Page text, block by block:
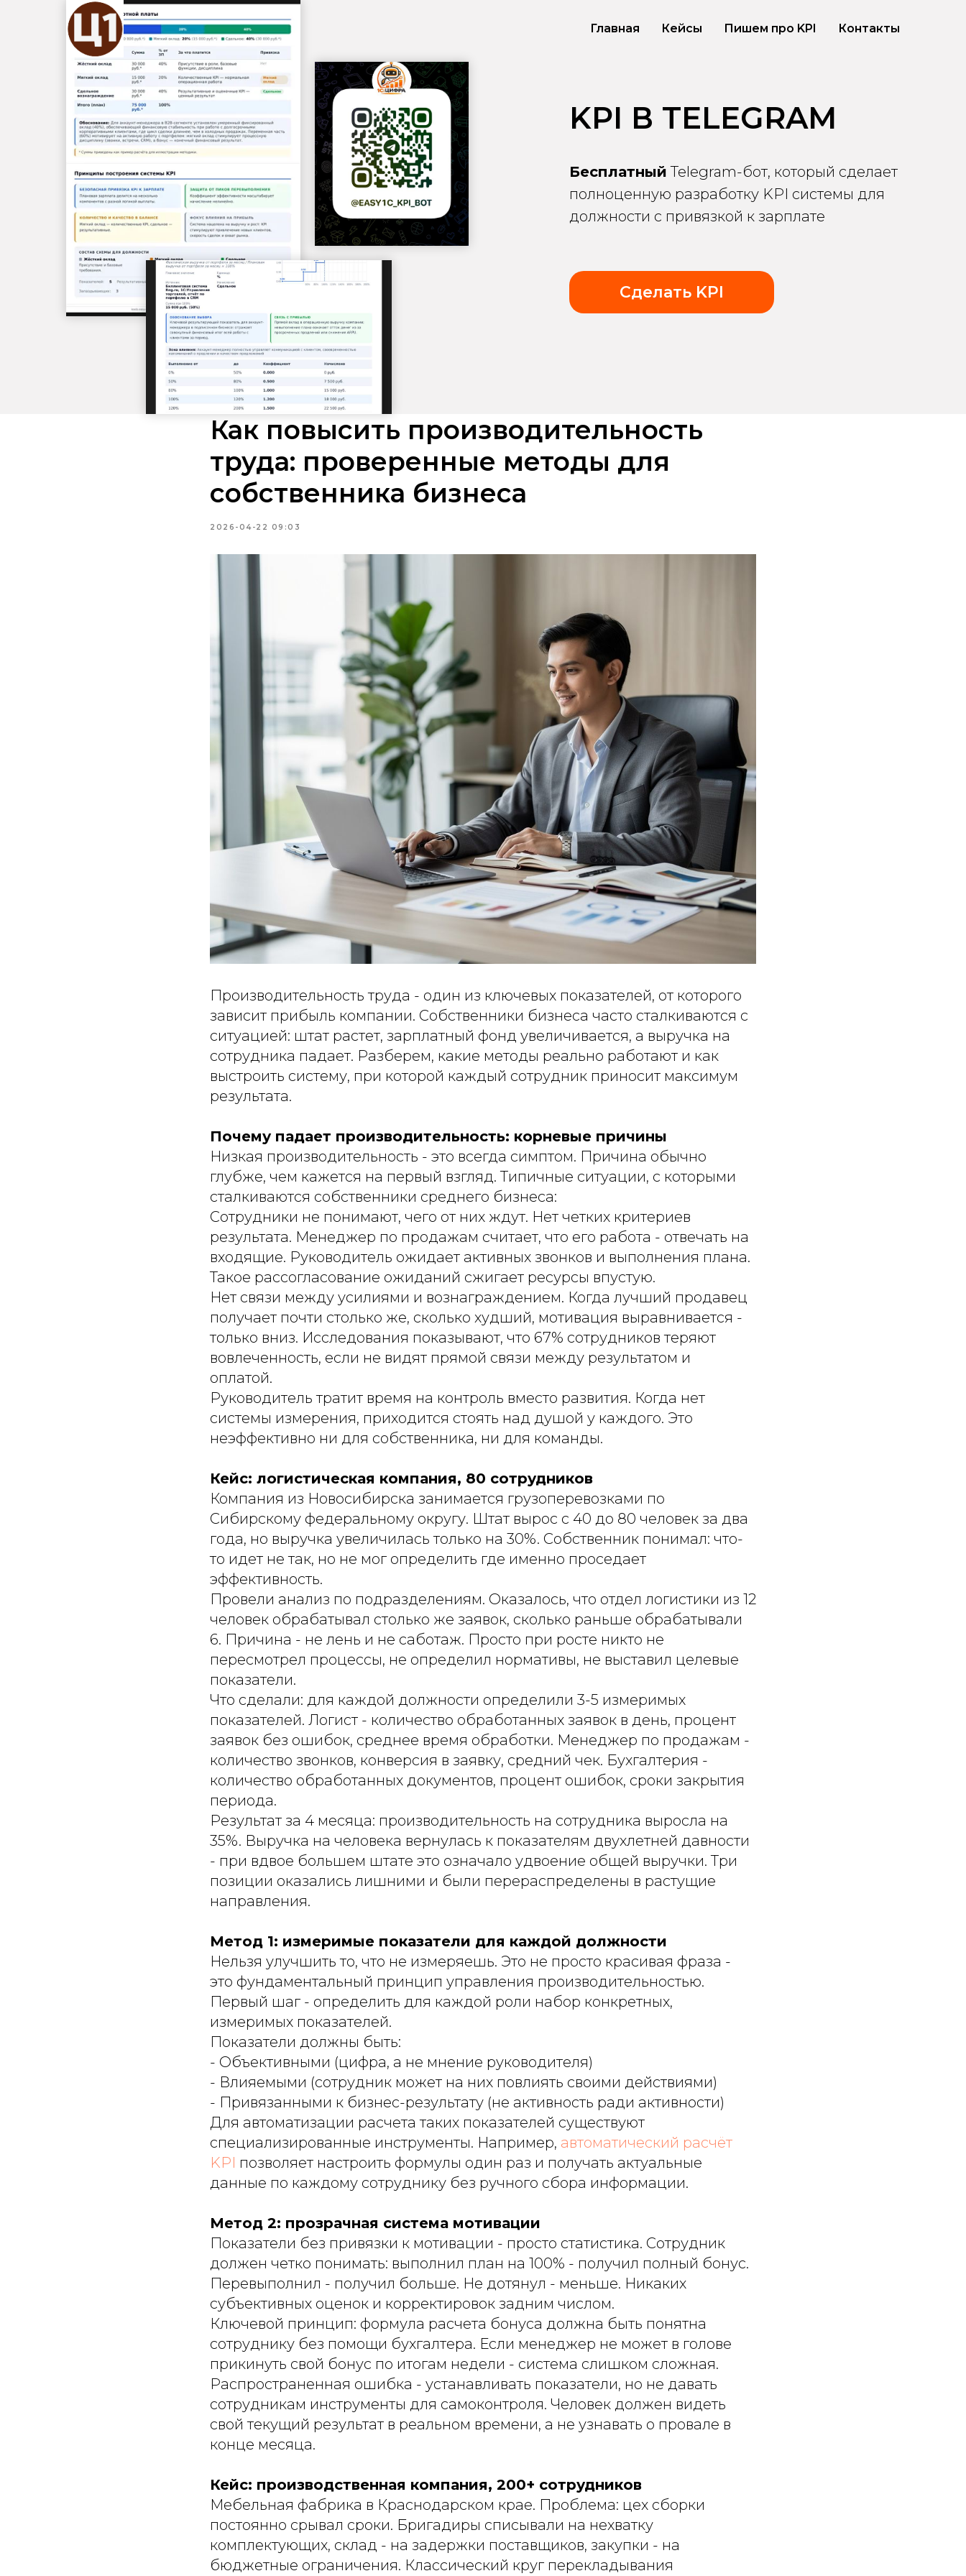
Главная Кейсы Пишем про KPI Контакты
KPI В TELEGRAM
Бесплатный Telegram-бот, который сделает
полноценную разработку KPI системы для
должности с привязкой к зарплате
Сделать KPI
Как повысить производительность
труда: проверенные методы для
собственника бизнеса
2026-04-22 09:03
Производительность труда - один из ключевых показателей, от которого
зависит прибыль компании. Собственники бизнеса часто сталкиваются с
ситуацией: штат растет, зарплатный фонд увеличивается, а выручка на
сотрудника падает. Разберем, какие методы реально работают и как
выстроить систему, при которой каждый сотрудник приносит максимум
результата.
Почему падает производительность: корневые причины
Низкая производительность - это всегда симптом. Причина обычно
глубже, чем кажется на первый взгляд. Типичные ситуации, с которыми
сталкиваются собственники среднего бизнеса:
Сотрудники не понимают, чего от них ждут. Нет четких критериев
результата. Менеджер по продажам считает, что его работа - отвечать на
входящие. Руководитель ожидает активных звонков и выполнения плана.
Такое рассогласование ожиданий сжигает ресурсы впустую.
Нет связи между усилиями и вознаграждением. Когда лучший продавец
получает почти столько же, сколько худший, мотивация выравнивается -
только вниз. Исследования показывают, что 67% сотрудников теряют
вовлеченность, если не видят прямой связи между результатом и
оплатой.
Руководитель тратит время на контроль вместо развития. Когда нет
системы измерения, приходится стоять над душой у каждого. Это
неэффективно ни для собственника, ни для команды.
Кейс: логистическая компания, 80 сотрудников
Компания из Новосибирска занимается грузоперевозками по
Сибирскому федеральному округу. Штат вырос с 40 до 80 человек за два
года, но выручка увеличилась только на 30%. Собственник понимал: что-
то идет не так, но не мог определить где именно проседает
эффективность.
Провели анализ по подразделениям. Оказалось, что отдел логистики из 12
человек обрабатывал столько же заявок, сколько раньше обрабатывали
6. Причина - не лень и не саботаж. Просто при росте никто не
пересмотрел процессы, не определил нормативы, не выставил целевые
показатели.
Что сделали: для каждой должности определили 3-5 измеримых
показателей. Логист - количество обработанных заявок в день, процент
заявок без ошибок, среднее время обработки. Менеджер по продажам -
количество звонков, конверсия в заявку, средний чек. Бухгалтерия -
количество обработанных документов, процент ошибок, сроки закрытия
периода.
Результат за 4 месяца: производительность на сотрудника выросла на
35%. Выручка на человека вернулась к показателям двухлетней давности
- при вдвое большем штате это означало удвоение общей выручки. Три
позиции оказались лишними и были перераспределены в растущие
направления.
Метод 1: измеримые показатели для каждой должности
Нельзя улучшить то, что не измеряешь. Это не просто красивая фраза -
это фундаментальный принцип управления производительностью.
Первый шаг - определить для каждой роли набор конкретных,
измеримых показателей.
Показатели должны быть:
- Объективными (цифра, а не мнение руководителя)
- Влияемыми (сотрудник может на них повлиять своими действиями)
- Привязанными к бизнес-результату (не активность ради активности)
Для автоматизации расчета таких показателей существуют
специализированные инструменты. Например, автоматический расчёт
KPI позволяет настроить формулы один раз и получать актуальные
данные по каждому сотруднику без ручного сбора информации.
Метод 2: прозрачная система мотивации
Показатели без привязки к мотивации - просто статистика. Сотрудник
должен четко понимать: выполнил план на 100% - получил полный бонус.
Перевыполнил - получил больше. Не дотянул - меньше. Никаких
субъективных оценок и корректировок задним числом.
Ключевой принцип: формула расчета бонуса должна быть понятна
сотруднику без помощи бухгалтера. Если менеджер не может в голове
прикинуть свой бонус по итогам недели - система слишком сложная.
Распространенная ошибка - устанавливать показатели, но не давать
сотрудникам инструменты для самоконтроля. Человек должен видеть
свой текущий результат в реальном времени, а не узнавать о провале в
конце месяца.
Кейс: производственная компания, 200+ сотрудников
Мебельная фабрика в Краснодарском крае. Проблема: цех сборки
постоянно срывал сроки. Бригадиры списывали на нехватку
комплектующих, склад - на задержки поставщиков, закупки - на
бюджетные ограничения. Классический круг перекладывания